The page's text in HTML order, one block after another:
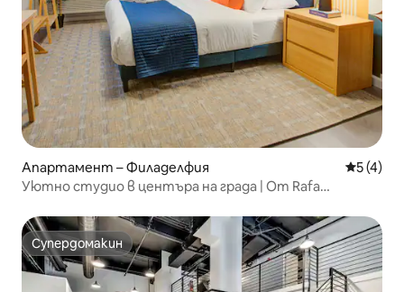
Апартамент – Филаделфия Средна
5 (4)
Уютно студио в центъра на града | От Rafa
Супердомакин
Супердомакин